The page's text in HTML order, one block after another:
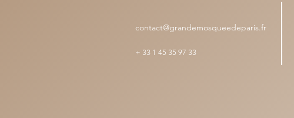
contact@grandemosqueedeparis.fr
+ 33 1 45 35 97 33